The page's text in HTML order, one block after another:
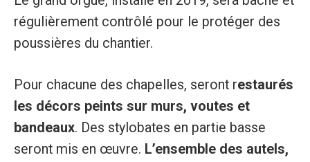
régulièrement contrôlé pour le protéger des
poussières du chantier.
Pour chacune des chapelles, seront restaurés
les décors peints sur murs, voutes et
bandeaux. Des stylobates en partie basse
seront mis en œuvre. L’ensemble des autels,